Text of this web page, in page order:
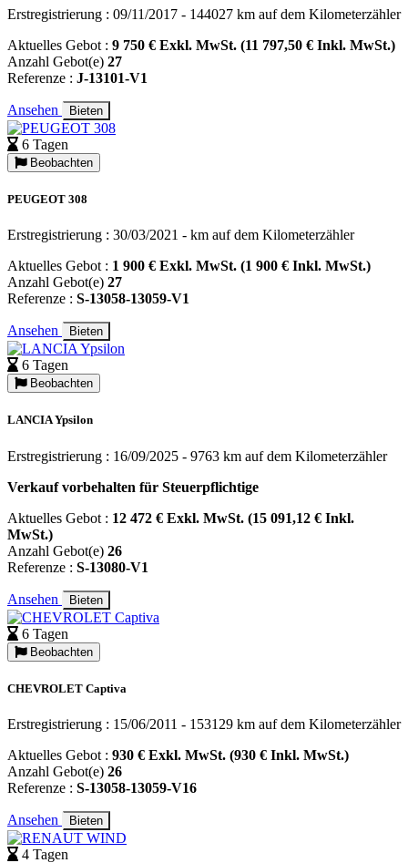
Erstregistrierung : 09/11/2017 - 144027 km auf dem Kilometerzähler
Aktuelles Gebot : 9 750 € Exkl. MwSt. (11 797,50 € Inkl. MwSt.)
Anzahl Gebot(e) 27
Referenze : J-13101-V1
Ansehen Bieten
6 Tagen
Beobachten
PEUGEOT 308
Erstregistrierung : 30/03/2021 - km auf dem Kilometerzähler
Aktuelles Gebot : 1 900 € Exkl. MwSt. (1 900 € Inkl. MwSt.)
Anzahl Gebot(e) 27
Referenze : S-13058-13059-V1
Ansehen Bieten
6 Tagen
Beobachten
LANCIA Ypsilon
Erstregistrierung : 16/09/2025 - 9763 km auf dem Kilometerzähler
Verkauf vorbehalten für Steuerpflichtige
Aktuelles Gebot : 12 472 € Exkl. MwSt. (15 091,12 € Inkl.
MwSt.)
Anzahl Gebot(e) 26
Referenze : S-13080-V1
Ansehen Bieten
6 Tagen
Beobachten
CHEVROLET Captiva
Erstregistrierung : 15/06/2011 - 153129 km auf dem Kilometerzähler
Aktuelles Gebot : 930 € Exkl. MwSt. (930 € Inkl. MwSt.)
Anzahl Gebot(e) 26
Referenze : S-13058-13059-V16
Ansehen Bieten
4 Tagen